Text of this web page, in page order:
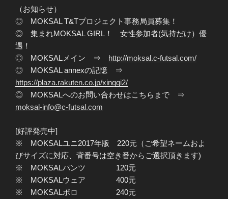
（お知らせ）
◎ MOKSAL T&Tプロジェクト事務局員募集！
◎ 集まれMOKSAL GIRL！ 女性参加者(気持だけ）優
遇！
◎ MOKSALメイン ⇒ http://moksal.c-futsal.com/
◎ MOKSAL annexの記憶 ⇒
https://plaza.rakuten.co.jp/xingqi2/
◎ MOKSALへのお問い合わせはこちらまで ⇒
moksal-info@c-futsal.com
[好評発売中]
※ MOKSALユニ2017年版 220元（ご希望ネームおよ
びサイズに対応、背番号は空き番からご選択頂きます)
※ MOKSALパンツ 120元
※ MOKSALウェア 400元
※ MOKSALポロ 240元